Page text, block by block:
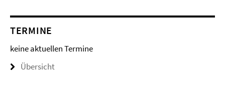
TERMINE
keine aktuellen Termine
Übersicht